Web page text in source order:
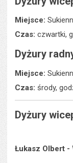
Miejsce:
Czas: czwartki,
Dyżury
Miejsce:
Czas: środy,
Dyżury
Łukasz Olbert